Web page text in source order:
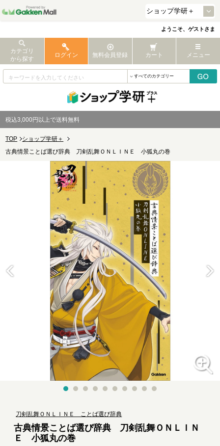
ようこそ、ゲストさま
カテゴリ
から探す
ログイン 無料会員登録 カート メニュー
税込3,000円以上で送料無料
TOP
ショップ学研＋
古典情景ことば選び辞典 刀剣乱舞ＯＮＬＩＮＥ 小狐丸の巻
刀剣乱舞ＯＮＬＩＮＥ ことば選び辞典
古典情景ことば選び辞典 刀剣乱舞ＯＮＬＩＮ
Ｅ 小狐丸の巻